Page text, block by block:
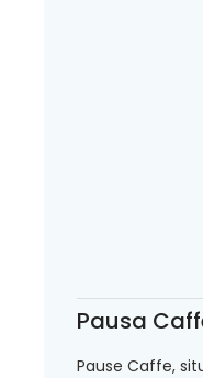
Pausa
Pause Caffe,